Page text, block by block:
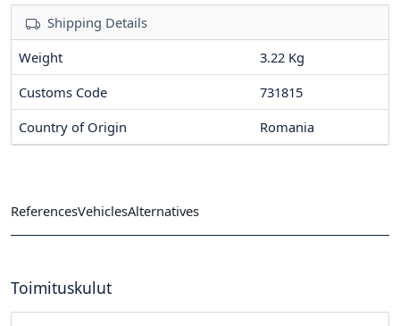
Shipping Details
Weight
3.22 Kg
Customs Code
731815
Country of Origin
Romania
ReferencesVehiclesAlternatives
Toimituskulut